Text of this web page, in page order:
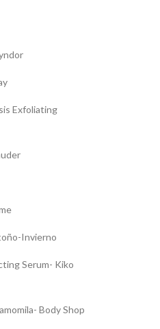
Exfoliating
Invierno
Serum- Kiko
Body Shop